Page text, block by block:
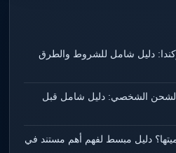
دليل شامل للشروط والطرق
الشخصي: دليل شامل قبل
دليل مبسط لفهم أهم مستند في